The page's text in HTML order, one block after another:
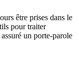
être prises dans le
pour traiter
un porte-parole